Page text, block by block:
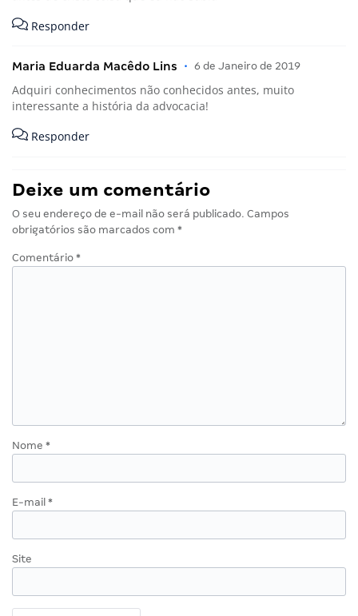
Responder
Maria Eduarda Macêdo Lins • 6 de Janeiro de 2019
Adquiri conhecimentos não conhecidos antes, muito
interessante a história da advocacia!
Responder
Deixe um comentário
O seu endereço de e-mail não será publicado. Campos
obrigatórios são marcados com *
Comentário *
Nome *
E-mail *
Site